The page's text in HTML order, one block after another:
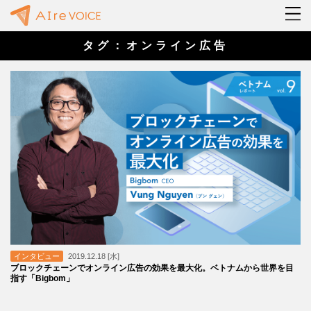
タグ：オンライン広告
インタビュー 2019.12.18 [水]
ブロックチェーンでオンライン広告の効果を最大化。ベトナムから世界を目
指す「Bigbom」